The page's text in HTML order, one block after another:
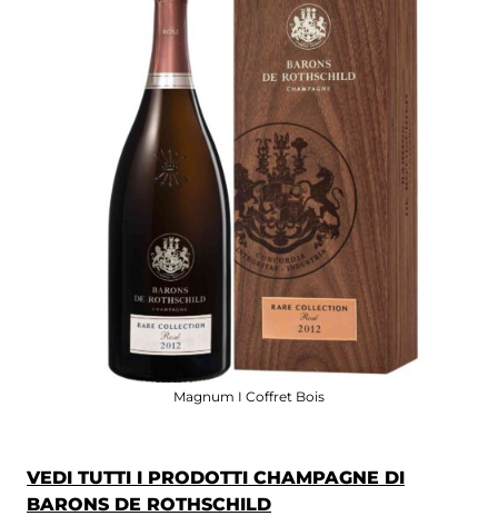
Magnum I Coffret Bois
VEDI TUTTI I PRODOTTI CHAMPAGNE DI
BARONS DE ROTHSCHILD